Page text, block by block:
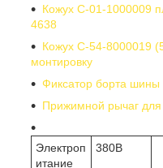
Кожух C-01-1000009
4638
Кожух C-54-8000019
монтировку
Фиксатор борта
Прижимной рычаг
Электроп
итание
380В